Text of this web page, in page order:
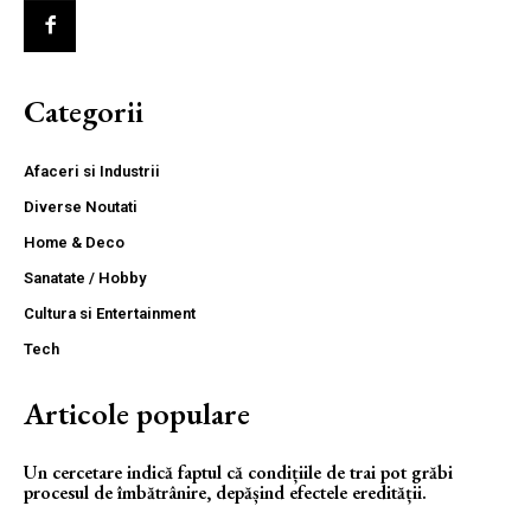
Categorii
Afaceri si Industrii
Diverse Noutati
Home & Deco
Sanatate / Hobby
Cultura si Entertainment
Tech
Articole populare
Un cercetare indică faptul că condițiile de trai pot grăbi
procesul de îmbătrânire, depășind efectele eredității.